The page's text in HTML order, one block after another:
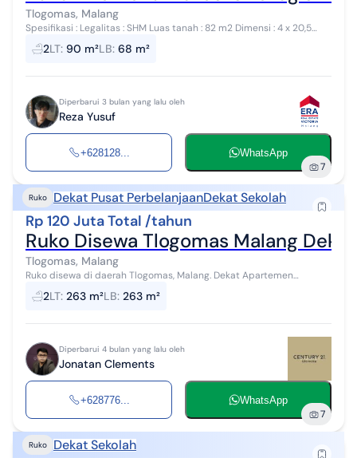
Tlogomas, Malang
Spesifikasi : Legalitas : SHM Luas tanah : 82 m2 Dimensi : 4 x 20,5
Luas Bangunan : 68 m2 Bangunan 2 lantai Kamar mandi : 2 Carport :
2 Air PDAM + ...
2LT: 90 m²LB: 68 m²
Diperbarui 3 bulan yang lalu oleh
Reza Yusuf
+628128... WhatsApp
7
Ruko Dekat Pusat PerbelanjaanDekat Sekolah
Rp 120 Juta Total /tahun
Ruko Disewa Tlogomas Malang
Tlogomas, Malang
Ruko disewa di daerah Tlogomas, Malang. Dekat Apartemen
Begawan, Universitas Muhammadiyah Malang (UMM), Universitas
Islam Malang (Unisma), Universi...
2LT: 263 m²LB: 263 m²
Diperbarui 4 bulan yang lalu oleh
Jonatan Clements
+628776... WhatsApp
7
Ruko Dekat Sekolah